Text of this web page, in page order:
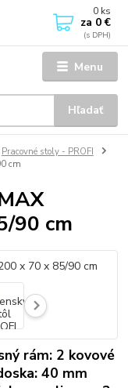
Menu
Hľadať
0 ks
za 0 €
Pracovné stoly - PROFI
cm
90 cm
rám: 2 kovové
40 mm